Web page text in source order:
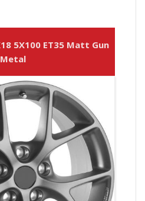
5X100 ET35 Matt Gun
Metal